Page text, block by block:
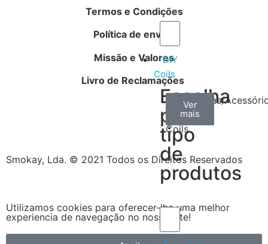
DIY
Coils
Escolha
por
tipo
de
produtos
Arame
Coils
Ver
mais
Algodão
Ver
mais
Ferramentas/
Ver
mais
Termos e Condições
Política de envios
Missão e Valores
Livro de Reclamações
Smokay, Lda. © 2021 Todos os Direitos Reservados
Utilizamos cookies para oferecer-lhe uma melhor
experiencia de navegação no nosso site!